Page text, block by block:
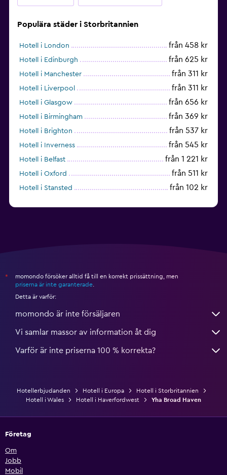
Populära städer i Storbritannien
Hotell i London från 458 kr
Hotell i Edinburgh från 625 kr
Hotell i Manchester från 311 kr
Hotell i Liverpool från 311 kr
Hotell i Glasgow från 656 kr
Hotell i Birmingham från 369 kr
Hotell i Brighton från 537 kr
Hotell i Inverness från 545 kr
Hotell i Belfast från 1 221 kr
Hotell i Oxford från 511 kr
Hotell i Stansted från 102 kr
*
momondo försöker alltid få till en korrekt prissättning, men
priserna är inte garanterade
Detta är varför:
momondo är inte försäljaren
Vi samlar massor av information åt dig
Varför är inte priserna 100 % korrekta?
Hotellerbjudanden Hotell i Europa
Hotell i Storbritannien
Hotell i Wales
Hotell i Haverfordwest Yha Broad Haven
Företag
Om
Jobb
Mobil